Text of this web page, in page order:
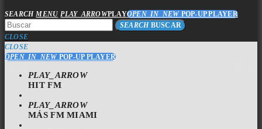
SEARCH MENU PLAY_ARROWPLAYOPEN_IN_NEWPOP-UP PLAYER
SEARCHBUSCAR
CLOSE
CLOSE
OPEN_IN_NEWPOP-UP PLAYER
PLAY_ARROW
HIT FM
PLAY_ARROW
MÁS FM MIAMI